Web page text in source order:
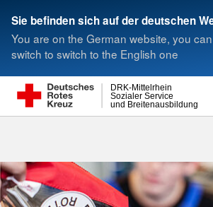
Sie befinden sich auf der deutschen
You are on the German website, you
switch to switch to the English one
und Breitenausbildung
Sozialer Service
DRK-Mittelrhein